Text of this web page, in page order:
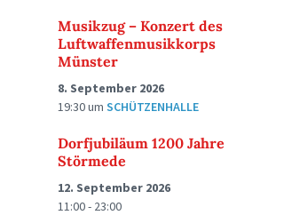
Musikzug – Konzert des
Luftwaffenmusikkorps
Münster
8. September 2026
19:30umSCHÜTZENHALLE
Dorfjubiläum 1200 Jahre
Störmede
12. September 2026
11:00 - 23:00